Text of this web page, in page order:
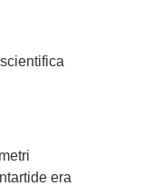
era